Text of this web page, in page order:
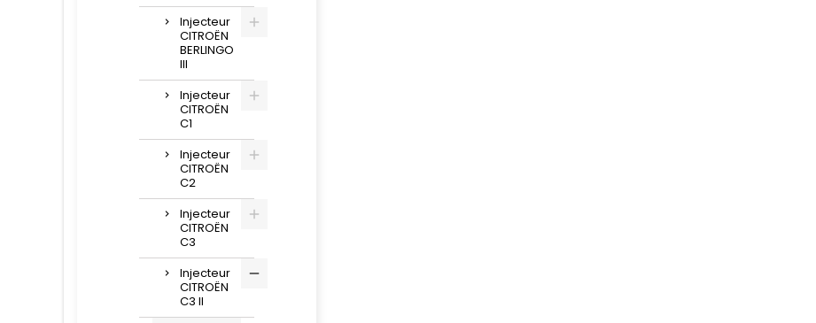
Injecteur
CITROËN
BERLINGO
III
Injecteur
CITROËN
C1
Injecteur
CITROËN
C2
Injecteur
CITROËN
C3
Injecteur
CITROËN
C3 II